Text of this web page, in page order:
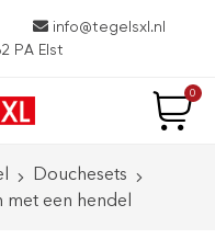
info@tegelsxl.nl
PA Elst
0
Douchesets
met een hendel